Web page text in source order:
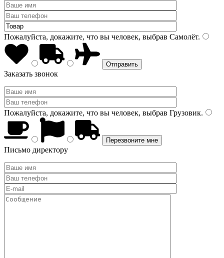
Пожалуйста, докажите, что вы человек, выбрав Самолёт.
Заказать звонок
Пожалуйста, докажите, что вы человек, выбрав Грузовик.
Письмо директору